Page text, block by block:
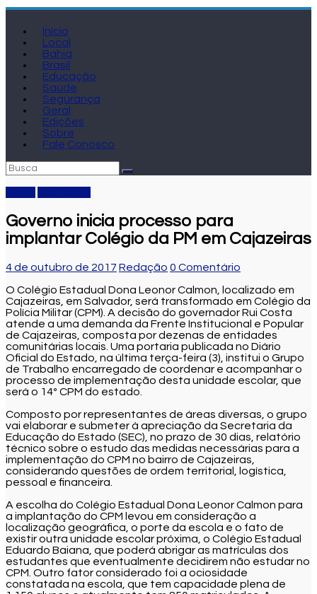
Início
Local
Bahia
Brasil
Educação
Saúde
Segurança
Geral
Edições
Sobre
Fale Conosco
Governo inicia processo para
implantar Colégio da PM em Cajazeiras
4 de outubro de 2017 Redação 0 Comentário
O Colégio Estadual Dona Leonor Calmon, localizado em
Cajazeiras, em Salvador, será transformado em Colégio da
Polícia Militar (CPM). A decisão do governador Rui Costa
atende a uma demanda da Frente Institucional e Popular
de Cajazeiras, composta por dezenas de entidades
comunitárias locais. Uma portaria publicada no Diário
Oficial do Estado, na última terça-feira (3), institui o Grupo
de Trabalho encarregado de coordenar e acompanhar o
processo de implementação desta unidade escolar, que
será o 14º CPM do estado.
Composto por representantes de áreas diversas, o grupo
vai elaborar e submeter à apreciação da Secretaria da
Educação do Estado (SEC), no prazo de 30 dias, relatório
técnico sobre o estudo das medidas necessárias para a
implementação do CPM no bairro de Cajazeiras,
considerando questões de ordem territorial, logística,
pessoal e financeira.
A escolha do Colégio Estadual Dona Leonor Calmon para
a implantação do CPM levou em consideração a
localização geográfica, o porte da escola e o fato de
existir outra unidade escolar próxima, o Colégio Estadual
Eduardo Baiana, que poderá abrigar as matrículas dos
estudantes que eventualmente decidirem não estudar no
CPM. Outro fator considerado foi a ociosidade
constatada na escola, que tem capacidade plena de